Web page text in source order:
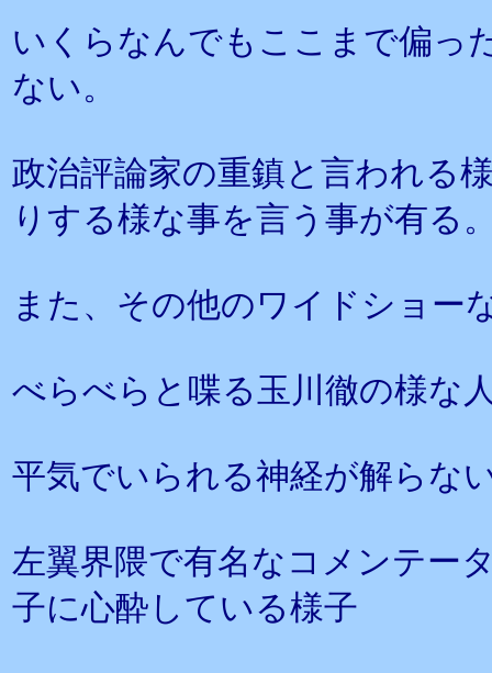
いくらなんでもここまで偏っ
ない。
政治評論家の重鎮と言われる
りする様な事を言う事が有る
また、その他のワイドショー
べらべらと喋る玉川徹の様な
平気でいられる神経が解らな
左翼界隈で有名なコメンテー
子に心酔している様子